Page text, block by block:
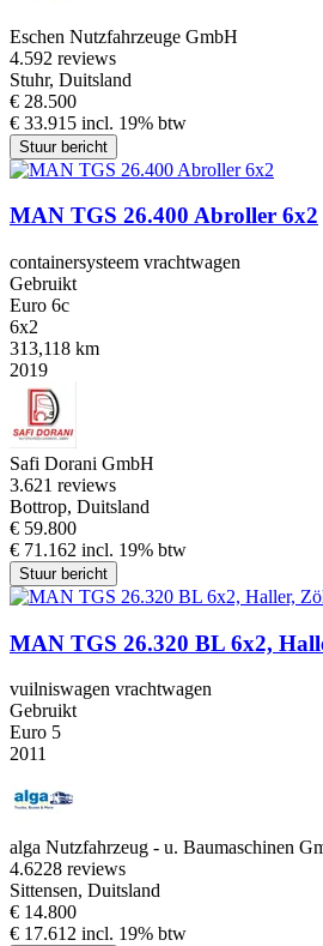
Eschen Nutzfahrzeuge GmbH
4.592 reviews
Stuhr, Duitsland
€ 28.500
€ 33.915 incl. 19% btw
Stuur bericht
MAN TGS 26.400 Abroller 6x2
containersysteem vrachtwagen
Gebruikt
Euro 6c
6x2
313,118 km
2019
Safi Dorani GmbH
3.621 reviews
Bottrop, Duitsland
€ 59.800
€ 71.162 incl. 19% btw
Stuur bericht
MAN TGS 26.320 BL 6x2,
vuilniswagen vrachtwagen
Gebruikt
Euro 5
2011
alga Nutzfahrzeug - u. Baumaschinen
4.6228 reviews
Sittensen, Duitsland
€ 14.800
€ 17.612 incl. 19% btw